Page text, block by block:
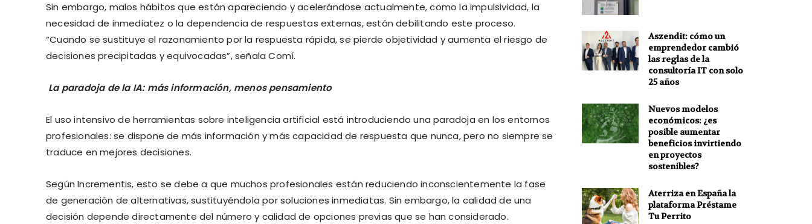
Sin embargo, malos hábitos que están apareciendo y acelerándose actualmente, como la impulsividad, la
necesidad de inmediatez o la dependencia de respuestas externas, están debilitando este proceso.
“Cuando se sustituye el razonamiento por la respuesta rápida, se pierde objetividad y aumenta el riesgo de
decisiones precipitadas y equivocadas”, señala Comí.
La paradoja de la IA: más información, menos pensamiento
El uso intensivo de herramientas sobre inteligencia artificial está introduciendo una paradoja en los entornos
profesionales: se dispone de más información y más capacidad de respuesta que nunca, pero no siempre se
traduce en mejores decisiones.
Según Incrementis, esto se debe a que muchos profesionales están reduciendo inconscientemente la fase
de generación de alternativas, sustituyéndola por soluciones inmediatas. Sin embargo, la calidad de una
decisión depende directamente del número y calidad de opciones previas que se han considerado.
Aszendit: cómo un
emprendedor cambió
las reglas de la
consultoría IT con solo
25 años
Nuevos modelos
económicos: ¿es
posible aumentar
beneficios invirtiendo
en proyectos
sostenibles?
Aterriza en España la
plataforma Préstame
Tu Perrito